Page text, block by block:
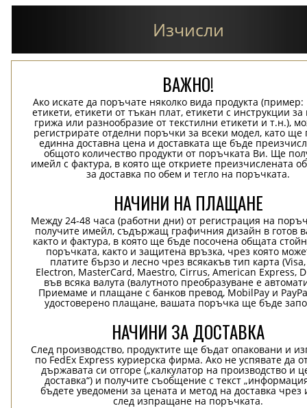
Изчисли
ВАЖНО!
Ако искате да поръчате няколко вида продукта
етикети, етикети от тъкан плат, етикети с инструкции
грижа или разнообразие от текстилни етикети и т.н.),
регистрирате отделни поръчки за всеки модел, като ще
единна доставна цена и доставката ще бъде
общото количество продукти от поръчката Ви. Ще
имейл с фактура, в която ще откриете преизчислената
за доставка по обем и тегло на поръчката.
НАЧИНИ НА ПЛАЩАНЕ
Между 24-48 часа (работни дни) от регистрация на
получите имейл, съдържащ графичния дизайн в готов
както и фактура, в която ще бъде посочена общата
поръчката, както и защитена връзка, чрез която
платите бързо и лесно чрез всякакъв тип карта
Electron, MasterCard, Maestro, Cirrus, American Express,
във всяка валута (валутното преобразуване е
Приемаме и плащане с банков превод, MobilPay и
удостоверено плащане, вашата поръчка ще бъде
НАЧИНИ ЗА ДОСТАВКА
След производство, продуктите ще бъдат опаковани и
по FedEx Express куриерска фирма. Ако не успявате да
държавата си отгоре („калкулатор на производство и
доставка“) и получите съобщение с текст
бъдете уведомени за цената и метод на доставка чрез
след изпращане на поръчката.